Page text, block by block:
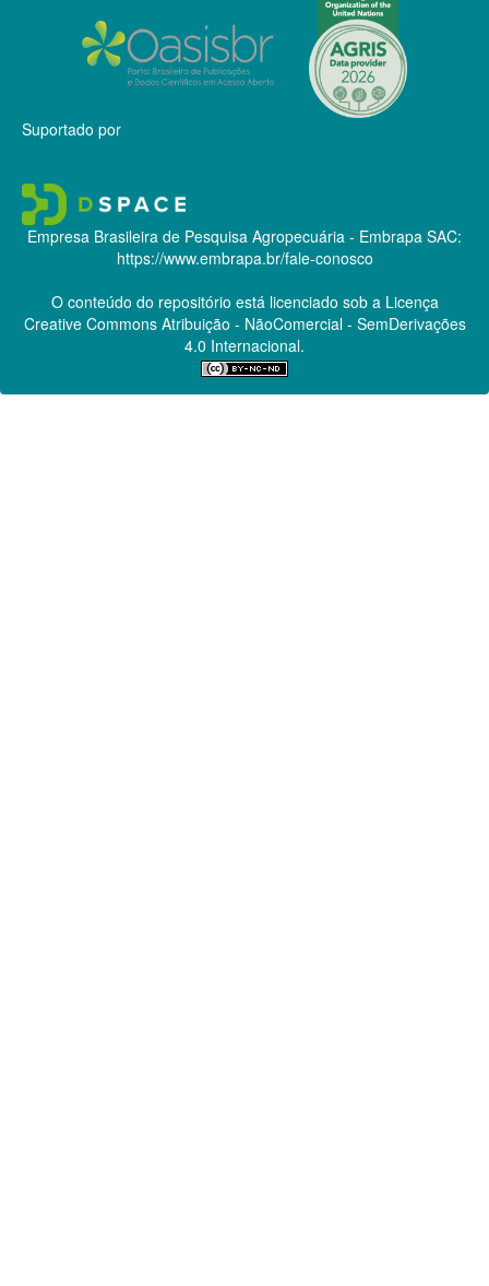
Suportado por
Empresa Brasileira de Pesquisa Agropecuária - Embrapa SAC:
https://www.embrapa.br/fale-conosco
O conteúdo do repositório está licenciado sob a Licença
Creative CommonsAtribuição - NãoComercial - SemDerivações
4.0 Internacional.